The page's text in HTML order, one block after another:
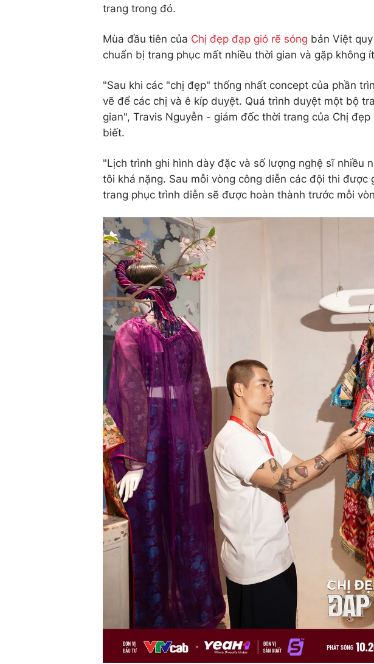
trang trong đó.
Mùa đầu tiên của Chị đẹp đạp gió rẽ sóng bản Việt
chuẩn bị trang phục mất nhiều thời gian và gặp không
"Sau khi các "chị đẹp" thống nhất concept của phần
vẽ để các chị và ê kíp duyệt. Quá trình duyệt một bộ
gian", Travis Nguyễn - giám đốc thời trang của Chị
biết.
"Lịch trình ghi hình dày đặc và số lượng nghệ sĩ nhiều
tôi khá nặng. Sau mỗi vòng công diễn các đội thi được
trang phục trình diễn sẽ được hoàn thành trước mỗi